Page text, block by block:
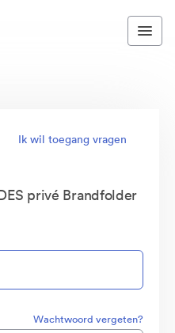
Ik wil toegang vragen
privé Brandfolder
Wachtwoord vergeten?